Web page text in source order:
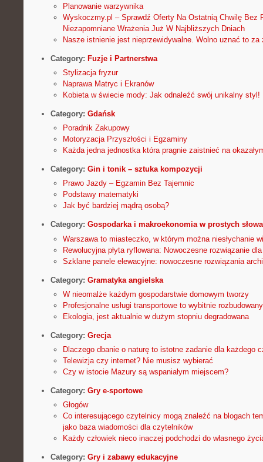
Planowanie warzywnika
Wyskoczmy.pl – Sprawdź Oferty Na Ostatnią Chwilę Bez
Niezapomniane Wrażenia Już W Najbliższych Dniach
Nasze istnienie jest nieprzewidywalne. Wolno uznać to za
Category: Fuzje i Partnerstwa
Stylizacja fryzur
Naprawa Matryc i Ekranów
Kobieta w świecie mody: Jak odnaleźć swój unikalny styl!
Category: Gdańsk
Poradnik Zakupowy
Motoryzacja Przyszłości i Egzaminy
Każda jedna jednostka która pragnie zaistnieć na
Category: Gin i tonik – sztuka kompozycji
Prawo Jazdy – Egzamin Bez Tajemnic
Podstawy matematyki
Jak być bardziej mądrą osobą?
Category: Gospodarka i makroekonomia w prostych
Warszawa to miasteczko, w którym można niesłychanie
Rewolucyjna płyta ryflowana: Nowoczesne rozwiązanie
Szklane panele elewacyjne: nowoczesne rozwiązania
Category: Gramatyka angielska
W nieomalże każdym gospodarstwie domowym tworzy
Profesjonalne usługi transportowe to wybitnie
Ekologia, jest aktualnie w dużym stopniu degradowana
Category: Grecja
Dlaczego dbanie o naturę to istotne zadanie dla każdego
Telewizja czy internet? Nie musisz wybierać
Czy w istocie Mazury są wspaniałym miejscem?
Category: Gry e-sportowe
Głogów
Co interesującego czytelnicy mogą znaleźć na blogach
jako baza wiadomości dla czytelników
Każdy człowiek nieco inaczej podchodzi do własnego
Category: Gry i zabawy edukacyjne